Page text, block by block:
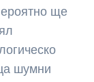
ще
шумни